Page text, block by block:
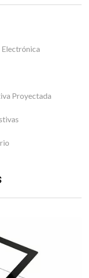
Proyectada